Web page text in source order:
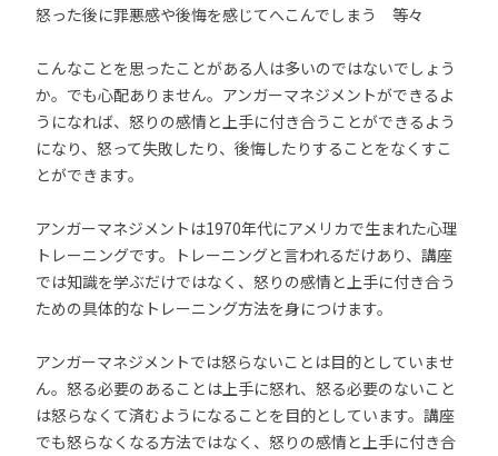
怒った後に罪悪感や後悔を感じてへこんでしまう 等々
こんなことを思ったことがある人は多いのではないでしょう
か。でも心配ありません。アンガーマネジメントができるよ
うになれば、怒りの感情と上手に付き合うことができるよう
になり、怒って失敗したり、後悔したりすることをなくすこ
とができます。
アンガーマネジメントは1970年代にアメリカで生まれた心理
トレーニングです。トレーニングと言われるだけあり、講座
では知識を学ぶだけではなく、怒りの感情と上手に付き合う
ための具体的なトレーニング方法を身につけます。
アンガーマネジメントでは怒らないことは目的としていませ
ん。怒る必要のあることは上手に怒れ、怒る必要のないこと
は怒らなくて済むようになることを目的としています。講座
でも怒らなくなる方法ではなく、怒りの感情と上手に付き合